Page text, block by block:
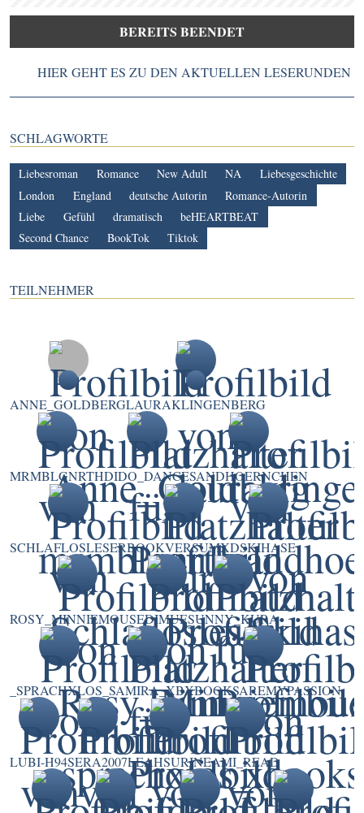
BEREITS BEENDET
HIER GEHT ES ZU DEN AKTUELLEN LESERUNDEN
SCHLAGWORTE
Liebesroman Romance New Adult NA
Liebesgeschichte
London
England deutsche Autorin
Romance-Autorin
Liebe
Gefühl dramatisch
beHEARTBEAT
Second Chance
BookTok Tiktok
TEILNEHMER
ANNE_GOLDBERGLAURAKLINGENBERG
MRMBLGNRTHDIDO_DANCESANDHOERNCHEN
SCHLAFLOSLESERBOOKVERSUMXDSKIHASE
ROSY_MINNIEMOUSEDIMUESUNNY_KURA
_SPRACHXLOS_ SAMIRA_XBXBOOKSAREMYPASSION
LUBI-H94SERA2007LEAHSURINEAMI_READ